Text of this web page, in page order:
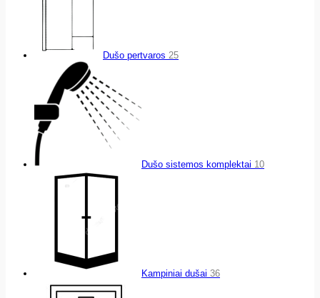
Dušo pertvaros 25
Dušo sistemos komplektai 10
Kampiniai dušai 36